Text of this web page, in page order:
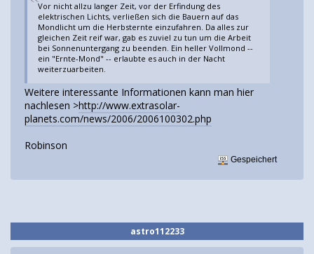
Vor nicht allzu langer Zeit, vor der Erfindung des
elektrischen Lichts, verließen sich die Bauern auf das
Mondlicht um die Herbsternte einzufahren. Da alles zur
gleichen Zeit reif war, gab es zuviel zu tun um die Arbeit
bei Sonnenuntergang zu beenden. Ein heller Vollmond --
ein "Ernte-Mond" -- erlaubte es auch in der Nacht
weiterzuarbeiten.
Weitere interessante Informationen kann man hier
nachlesen >http://www.extrasolar-
planets.com/news/2006/2006100302.php
Robinson
Gespeichert
astro112233